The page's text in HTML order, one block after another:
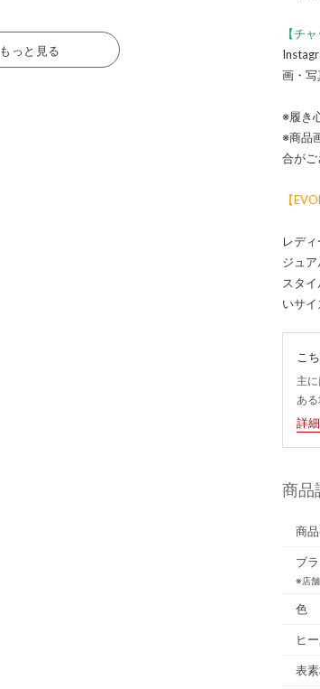
もっと見る
【チ
画・写
※履き
※商品
合がご
【
レデ
ジュ
スタ
いサ
こ
主
あ
詳
商品
商
ブ
※店
色
ヒ
表